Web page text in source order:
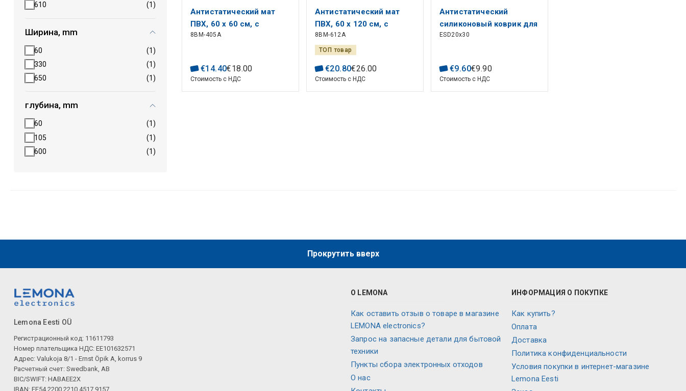
Антистатический мат
ПВХ, 60 x 60 см, с
заземляющим проводом
8BM-405A
€14.40€18.00
Стоимость с НДС
Антистатический мат
ПВХ, 60 x 120 см, с
заземляющим проводом
8BM-612A
ТОП товар
€20.80€26.00
Стоимость с НДС
Антистатический
силиконовый коврик для
пайки
ESD20x30
€9.60€9.90
Стоимость с НДС
610
(1)
Ширина, mm
60
(1)
330
(1)
650
(1)
глубина, mm
60
(1)
105
(1)
600
(1)
Прокрутить вверх
Lemona Eesti OÜ
Регистрационный код: 11611793
Номер плательщика НДС: EE101632571
Адрес: Valukoja 8/1 - Ernst Öpik A, korrus 9
Расчетный счет: Swedbank, AB
BIC/SWIFT: HABAEE2X
IBAN: EE54 2200 2210 4517 9157
О LEMONA
Как оставить отзыв о товаре в магазине
LEMONA electronics?
Запрос на запасные детали для бытовой
техники
Пункты сбора электронных отходов
О нас
ИНФОРМАЦИЯ О ПОКУПКЕ
Как купить?
Оплата
Доставка
Политика конфиденциальности
Условия покупки в интернет-магазине
Lemona Eesti